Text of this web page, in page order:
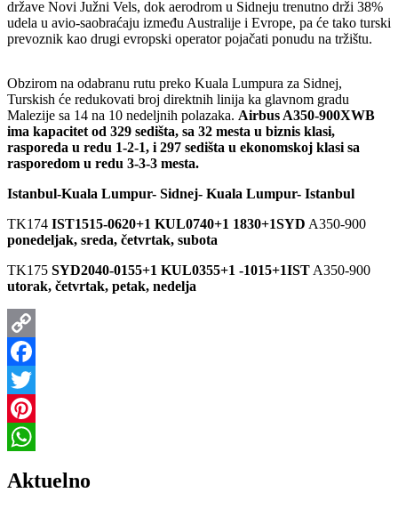
države Novi Južni Vels, dok aerodrom u Sidneju trenutno drži 38%
udela u avio-saobraćaju između Australije i Evrope, pa će tako turski
prevoznik kao drugi evropski operator pojačati ponudu na tržištu.
Obzirom na odabranu rutu preko Kuala Lumpura za Sidnej,
Turskish će redukovati broj direktnih linija ka glavnom gradu
Malezije sa 14 na 10 nedeljnih polazaka. Airbus A350-900XWB
ima kapacitet od 329 sedišta, sa 32 mesta u biznis klasi,
rasporeda u redu 1-2-1, i 297 sedišta u ekonomskoj klasi sa
rasporedom u redu 3-3-3 mesta.
Istanbul-Kuala Lumpur- Sidnej- Kuala Lumpur- Istanbul
TK174 IST1515-0620+1 KUL0740+1 1830+1SYD A350-900
ponedeljak, sreda, četvrtak, subota
TK175 SYD2040-0155+1 KUL0355+1 -1015+1IST A350-900
utorak, četvrtak, petak, nedelja
Copy
Link
Facebook
Twitter
Pinterest
Aktuelno